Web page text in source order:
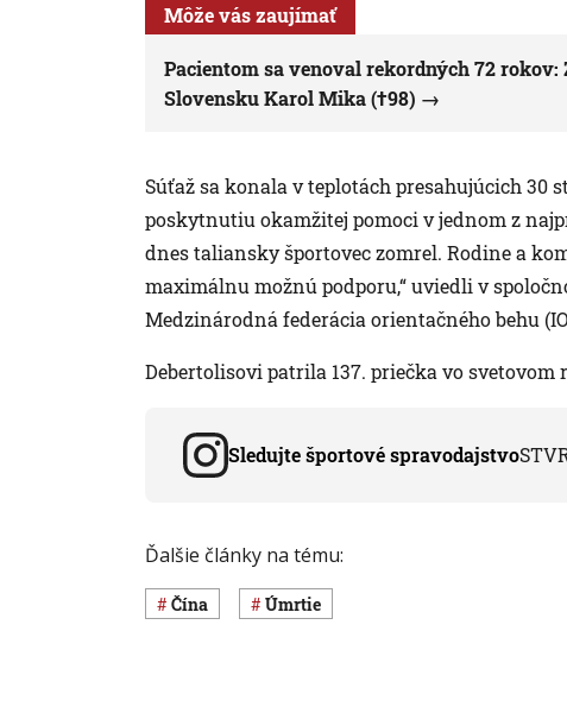
Môže vás zaujímať
Pacientom sa venoval rekordných 72
Slovensku Karol Mika (†98)
Súťaž sa konala v teplotách presahujúcich 30
poskytnutiu okamžitej pomoci v jednom z
dnes taliansky športovec zomrel. Rodine a
maximálnu možnú podporu,“ uviedli v
Medzinárodná federácia orientačného behu
Debertolisovi patrila 137. priečka vo
Sledujte športové spravodajstvo
Ďalšie články na tému:
Čína úmrtie